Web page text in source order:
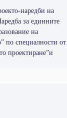
наредби на
за единните
на
по специалности от
проектиране”и